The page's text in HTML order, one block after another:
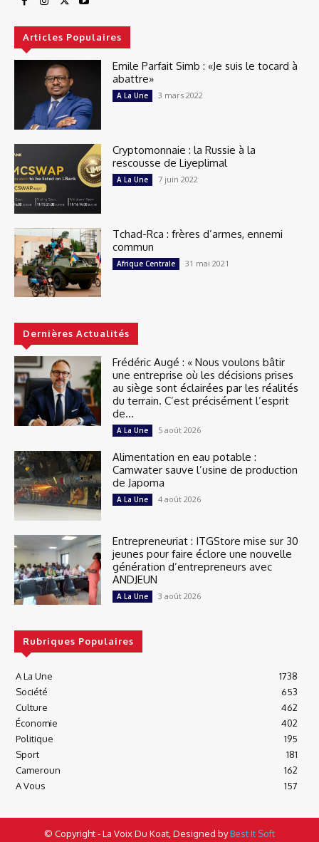
Articles Populaires
Emile Parfait Simb : «Je suis le tocard à
abattre»
A La Une 3 mars 2022
Cryptomonnaie : la Russie à la
rescousse de Liyeplimal
A La Une 7 juin 2022
Tchad-Rca : frères d’armes, ennemi
commun
Afrique Centrale 31 mai 2021
Dernières Actualités
Frédéric Augé : « Nous voulons bâtir
une entreprise où les décisions prises
au siège sont éclairées par les réalités
du terrain. C’est précisément l’esprit
de...
A La Une 5 août 2026
Alimentation en eau potable :
Camwater sauve l’usine de production
de Japoma
A La Une 4 août 2026
Entrepreneuriat : ITGStore mise sur 30
jeunes pour faire éclore une nouvelle
génération d’entrepreneurs avec
ANDJEUN
A La Une 3 août 2026
Rubriques Populaires
A La Une
1738
Société
653
Culture
462
Économie
402
Politique
195
Sport
181
Cameroun
162
A Vous
157
© Copyright - La Voix Du Koat, Designed byBest It Soft